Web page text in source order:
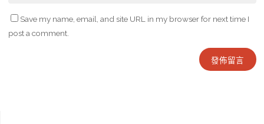
Save my name, email, and site URL in my browser for next time I
post a comment.